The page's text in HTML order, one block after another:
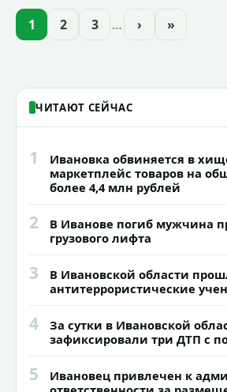
проекта подсветки
1 2 3 … › »
ЧИТАЮТ СЕЙЧАС
1
Ивановка обвиняется в
маркетплейс товаров на
более 4,4 млн рублей
2
В Иванове погиб мужчина
грузового лифта
3
В Ивановской области
антитеррористические
4
За сутки в Ивановской
зафиксировали три ДТП с
5
Ивановец привлечен к